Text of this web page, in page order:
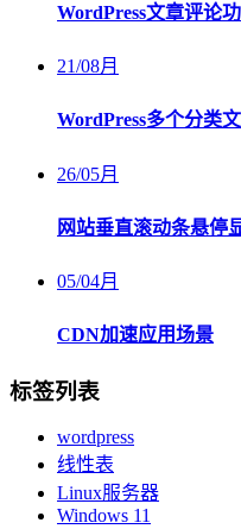
WordPress文章评论
21/08月
WordPress多个分类
26/05月
网站垂直滚动条悬停
05/04月
CDN加速应用场景
标签列表
wordpress
线性表
Linux服务器
Windows 11